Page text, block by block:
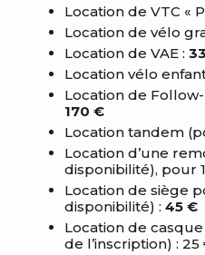
Location de VTC «
Location de vélo
Location de VAE :
Location vélo
Location de
170 €
Location tandem
Location d’une
disponibilité), pour
Location de siège
disponibilité) : 45 €
Location de
de l’inscription) : 25